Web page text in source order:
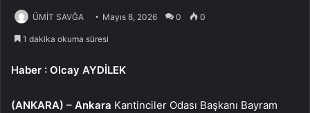
ÜMİT SAVĞA Mayıs 8, 2026 0 0
1 dakika okuma süresi
Haber : Olcay AYDİLEK
(ANKARA) – Ankara Kantinciler Odası Başkanı Bayram